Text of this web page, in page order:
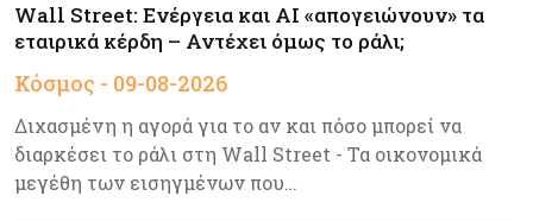
Κόσμος
Ενέργεια: Στερεύουν τα αποθέματα της
Ενέργεια
Wall Street: Ενέργεια και AI «απογειώνουν» τα
εταιρικά κέρδη – Αντέχει όμως το ράλι;
Κόσμος - 09-08-2026
Διχασμένη η αγορά για το αν και πόσο μπορεί να
διαρκέσει το ράλι στη Wall Street - Τα οικονομικά
μεγέθη των εισηγμένων που…